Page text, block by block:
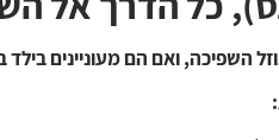
השפיכה, ואם הם מעוניינים בילד